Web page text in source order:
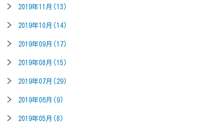
2019年11月(13)
2019年10月(14)
2019年09月(17)
2019年08月(15)
2019年07月(29)
2019年06月(9)
2019年05月(8)